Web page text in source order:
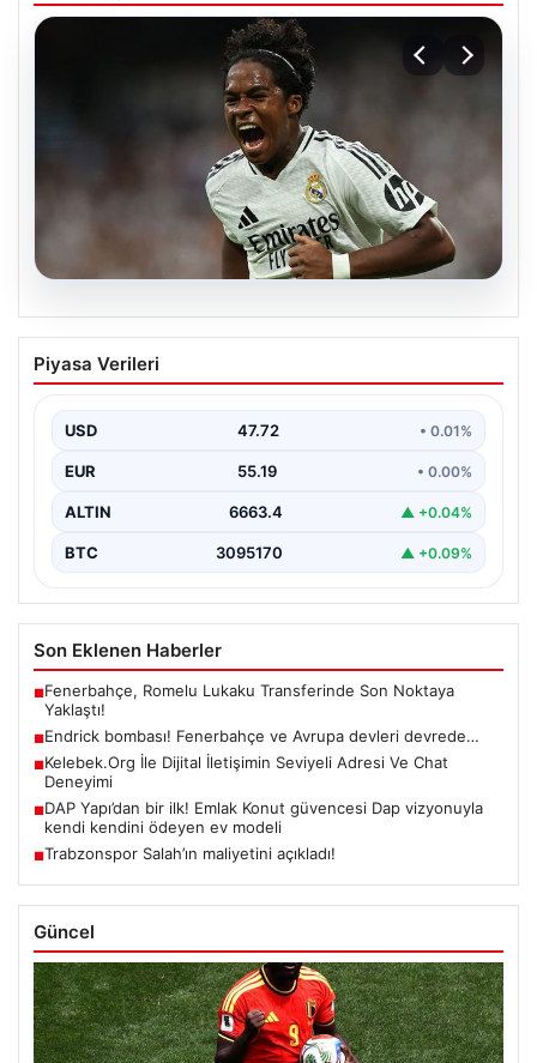
08.08.2026
Endrick bombası! Fenerbahçe ve
Avrupa devleri devrede…
Piyasa Verileri
USD 47.72 • 0.01%
EUR 55.19 • 0.00%
ALTIN 6663.4 ▲ +0.04%
BTC 3095170 ▲ +0.09%
Son Eklenen Haberler
■Fenerbahçe, Romelu Lukaku Transferinde Son Noktaya
Yaklaştı!
■Endrick bombası! Fenerbahçe ve Avrupa devleri devrede…
■Kelebek.Org İle Dijital İletişimin Seviyeli Adresi Ve Chat
Deneyimi
■DAP Yapı’dan bir ilk! Emlak Konut güvencesi Dap vizyonuyla
kendi kendini ödeyen ev modeli
■Trabzonspor Salah’ın maliyetini açıkladı!
Güncel